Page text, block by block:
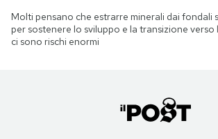
Molti pensano che estrarre minerali dai fondali
per sostenere lo sviluppo e la transizione verso
ci sono rischi enormi